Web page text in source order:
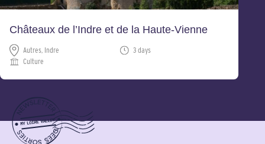
Châteaux de l’Indre et de la Haute-Vienne
Autres, Indre
3 days
Culture